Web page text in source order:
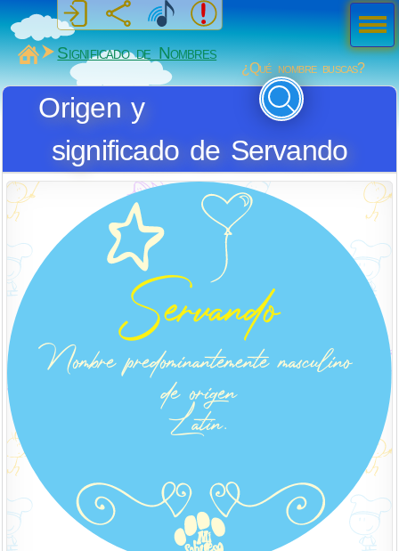
MiSabueso
Significado de Nombres
¿Qué nombre buscas?
Origen y
significado de Servando
Men
ú